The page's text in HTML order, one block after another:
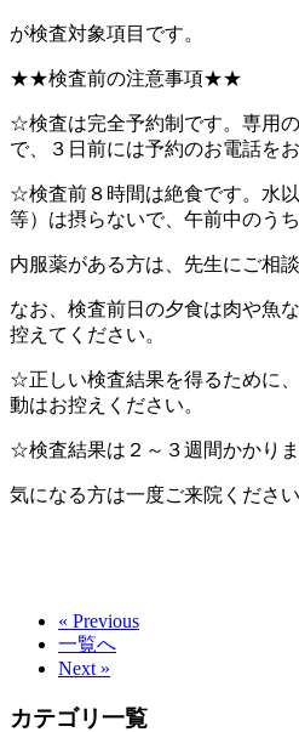
が検査対象項目です。
★★検査前の注意事項★★
☆検査は完全予約制です。専用
で、３日前には予約のお電話をお
☆検査前８時間は絶食です。水
等）は摂らないで、午前中のう
内服薬がある方は、先生にご相談
なお、検査前日の夕食は肉や魚
控えてください。
☆正しい検査結果を得るために
動はお控えください。
☆検査結果は２～３週間かかりま
気になる方は一度ご来院ください
« Previous
一覧へ
Next »
カテゴリ一覧